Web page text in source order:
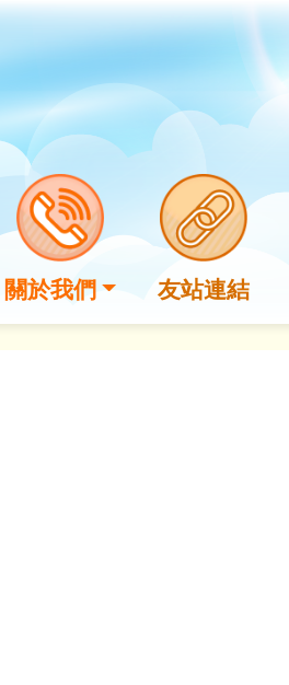
關於我們 友站連結